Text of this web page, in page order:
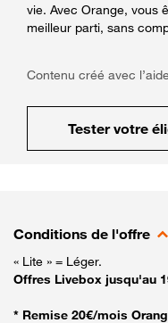
vie. Avec Orange, vous
meilleur parti, sans
Contenu créé avec
Tester votre
Conditions de l'offre
« Lite » = Léger.
Offres Livebox jusqu'au
* Remise 20€/mois